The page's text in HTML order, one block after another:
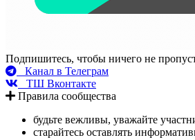
Подпишитесь, чтобы ничего не
Канал в Телеграм
ТШ Вконтакте
Правила сообщества
будьте вежливы, уважайте
старайтесь оставлять